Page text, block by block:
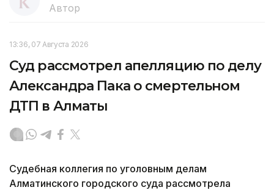
Автор
13:36, 07 Августа 2026
Суд рассмотрел апелляцию по делу
Александра Пака о смертельном
ДТП в Алматы
Судебная коллегия по уголовным делам
Алматинского городского суда рассмотрела